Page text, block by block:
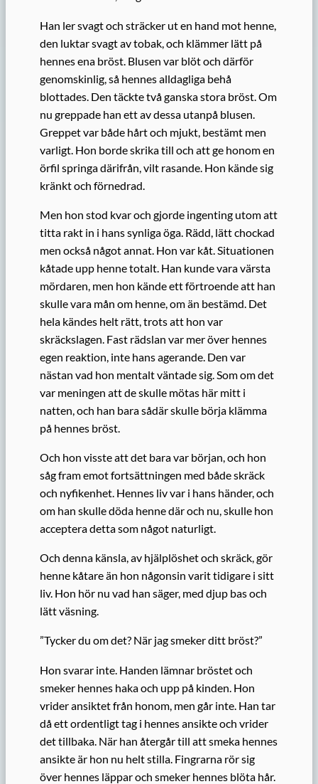
Han ler svagt och sträcker ut en hand mot henne,
den luktar svagt av tobak, och klämmer lätt på
hennes ena bröst. Blusen var blöt och därför
genomskinlig, så hennes alldagliga behå
blottades. Den täckte två ganska stora bröst. Om
nu greppade han ett av dessa utanpå blusen.
Greppet var både hårt och mjukt, bestämt men
varligt. Hon borde skrika till och att ge honom en
örfil springa därifrån, vilt rasande. Hon kände sig
kränkt och förnedrad.
Men hon stod kvar och gjorde ingenting utom att
titta rakt in i hans synliga öga. Rädd, lätt chockad
men också något annat. Hon var kåt. Situationen
kåtade upp henne totalt. Han kunde vara värsta
mördaren, men hon kände ett förtroende att han
skulle vara mån om henne, om än bestämd. Det
hela kändes helt rätt, trots att hon var
skräckslagen. Fast rädslan var mer över hennes
egen reaktion, inte hans agerande. Den var
nästan vad hon mentalt väntade sig. Som om det
var meningen att de skulle mötas här mitt i
natten, och han bara sådär skulle börja klämma
på hennes bröst.
Och hon visste att det bara var början, och hon
såg fram emot fortsättningen med både skräck
och nyfikenhet. Hennes liv var i hans händer, och
om han skulle döda henne där och nu, skulle hon
acceptera detta som något naturligt.
Och denna känsla, av hjälplöshet och skräck, gör
henne kåtare än hon någonsin varit tidigare i sitt
liv. Hon hör nu vad han säger, med djup bas och
lätt väsning.
”Tycker du om det? När jag smeker ditt bröst?”
Hon svarar inte. Handen lämnar bröstet och
smeker hennes haka och upp på kinden. Hon
vrider ansiktet från honom, men går inte. Han tar
då ett ordentligt tag i hennes ansikte och vrider
det tillbaka. När han återgår till att smeka hennes
ansikte är hon nu helt stilla. Fingrarna rör sig
över hennes läppar och smeker hennes blöta hår.